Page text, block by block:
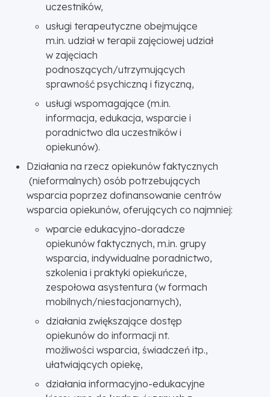
uczestników,
usługi terapeutyczne obejmujące
m.in. udział w terapii zajęciowej udział
w zajęciach
podnoszących/utrzymujących
sprawność psychiczną i fizyczną,
usługi wspomagające (m.in.
informacja, edukacja, wsparcie i
poradnictwo dla uczestników i
opiekunów).
Działania na rzecz opiekunów faktycznych
(nieformalnych) osób potrzebujących
wsparcia poprzez dofinansowanie centrów
wsparcia opiekunów, oferujących co najmniej:
wparcie edukacyjno-doradcze
opiekunów faktycznych, m.in. grupy
wsparcia, indywidualne poradnictwo,
szkolenia i praktyki opiekuńcze,
zespołowa asystentura (w formach
mobilnych/niestacjonarnych),
działania zwiększające dostęp
opiekunów do informacji nt.
możliwości wsparcia, świadczeń itp.,
ułatwiających opiekę,
działania informacyjno-edukacyjne